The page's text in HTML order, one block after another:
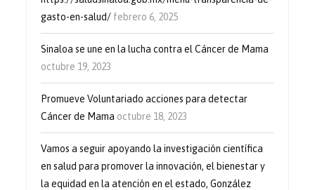
gasto-en-salud/ febrero 6, 2025
Sinaloa se une en la lucha contra el Cáncer de Mama
octubre 19, 2023
Promueve Voluntariado acciones para detectar
Cáncer de Mama octubre 18, 2023
Vamos a seguir apoyando la investigación científica
en salud para promover la innovación, el bienestar y
la equidad en la atención en el estado, González